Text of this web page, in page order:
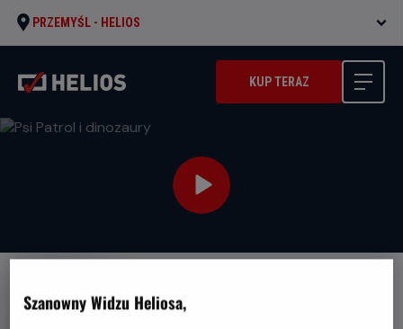
PRZEMYŚL - HELIOS
KUP TERAZ
Szanowny Widzu Heliosa,